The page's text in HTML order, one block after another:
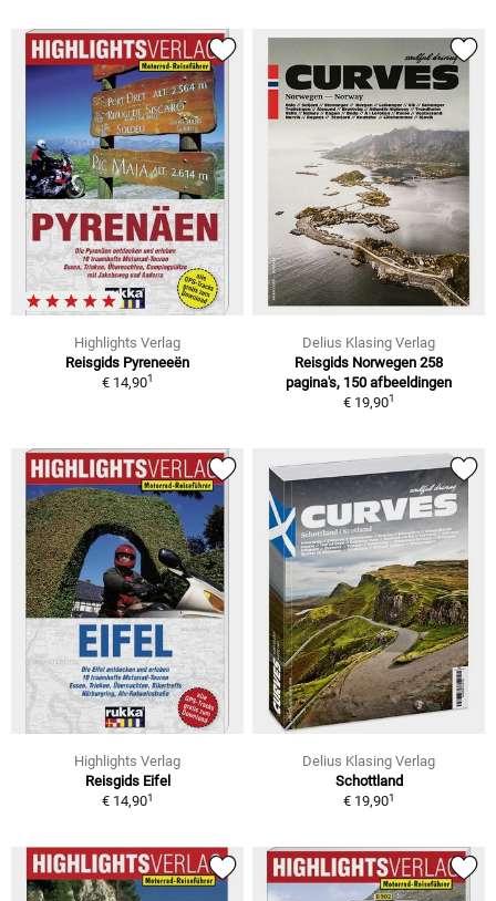
Highlights Verlag
Reisgids Pyreneeën
€ 14,901
Delius Klasing Verlag
Reisgids Norwegen 258
pagina's, 150 afbeeldingen
€ 19,901
Highlights Verlag
Reisgids Eifel
€ 14,901
Delius Klasing Verlag
Schottland
€ 19,901